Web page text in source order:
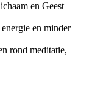
en Geest
en minder
rond meditatie,